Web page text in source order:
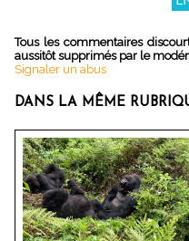
Tous les commentaires
aussitôt supprimés par le
Signaler un abus
DANS LA MÊME